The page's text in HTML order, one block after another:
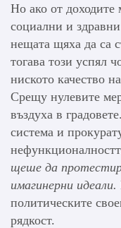
Но ако от доходите
социални и
нещата щяха да са
тогава този успял
ниското качество
Срещу нулевите
въздуха в
система и
щеше да
имагинерни идеали.
политическите
рядкост.